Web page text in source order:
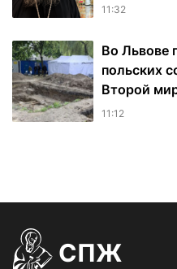
11:32
Во Львове
польских
Второй
11:12
СПЖ